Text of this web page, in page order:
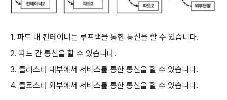
1. 파드 내 컨테이너는 루프백을 통한 통신을 할 수 있습니다.
2. 파드 간 통신을 할 수 있습니다.
3. 클러스터 내부에서 서비스를 통한 통신을 할 수 있습니다.
4. 클로스터 외부에서 서비스를 통한 통신을 할 수 있습니다.